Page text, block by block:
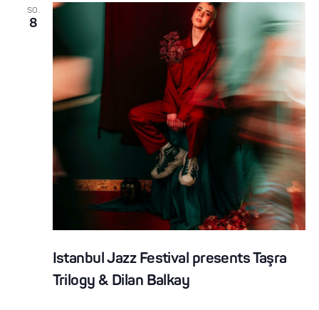
SO.
8
Istanbul Jazz Festival presents Taşra
Trilogy & Dilan Balkay